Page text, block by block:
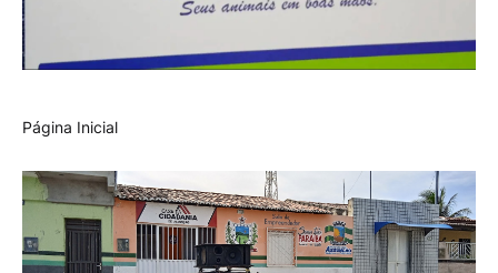
Página Inicial